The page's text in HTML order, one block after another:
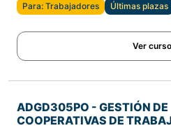
Para: Trabajadores Últimas plazas
Ver curso
ADGD305PO - GESTIÓN DE
COOPERATIVAS DE